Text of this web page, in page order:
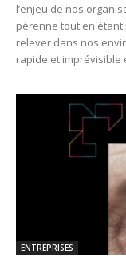
l’enjeu de nos
pérenne tout en
relever dans nos
rapide et imprévisible
ENTREPRISES